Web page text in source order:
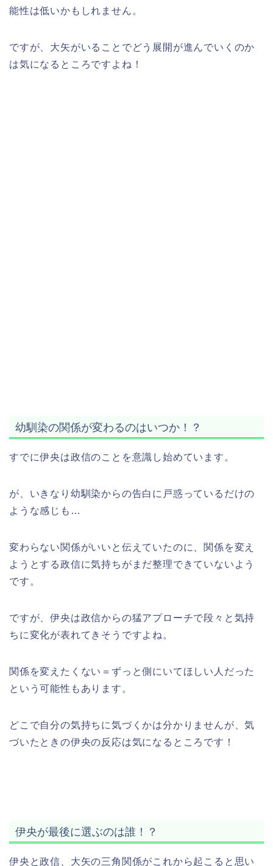
能性は低いかもしれません。
ですが、大矢がいることでどう展開が進んでいくのか
は気になるところですよね！
幼馴染の関係が変わるのはいつか！？
すでに伊央は政信のことを意識し始めています。
が、いきなり幼馴染からの告白に戸惑っているだけの
ような感じも…
変わらない関係がいいと伝えていたのに、関係を変え
ようとする政信に気持ちがまだ整理できていないよう
です。
ですが、伊央は政信からの猛アプローチで段々と気持
ちに変化が表れてきそうですよね。
関係を変えたくない＝ずっと側にいてほしい人だった
という可能性もあります。
どこで自分の気持ちに気づくかは分かりませんが、気
づいたときの伊央の反応は気になるところです！
伊央が最後に選ぶのは誰！？
伊央と政信、大矢の三角関係がこれから起こると思い